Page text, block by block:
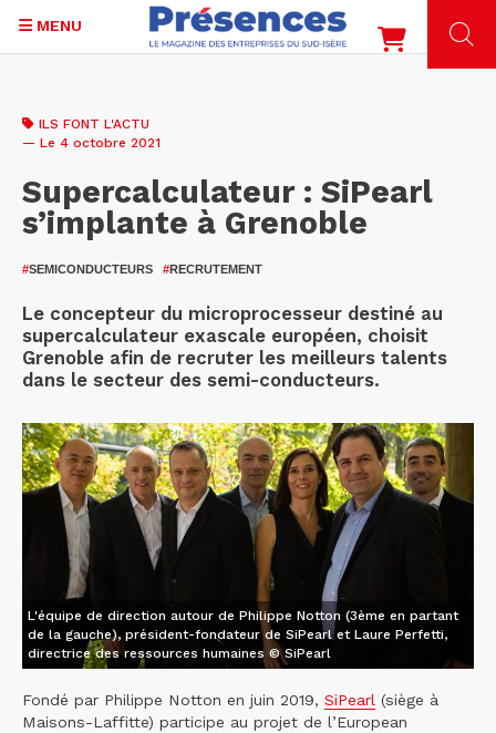
contenu
MENU
ILS FONT L'ACTU
— Le 4 octobre 2021
Supercalculateur : SiPearl
s’implante à Grenoble
#SEMICONDUCTEURS #RECRUTEMENT
Le concepteur du microprocesseur destiné au
supercalculateur exascale européen, choisit
Grenoble afin de recruter les meilleurs talents
dans le secteur des semi-conducteurs.
L'équipe de direction autour de Philippe Notton (3ème en partant
de la gauche), président-fondateur de SiPearl et Laure Perfetti,
directrice des ressources humaines © SiPearl
Fondé par Philippe Notton en juin 2019, SiPearl (siège à
Maisons-Laffitte) participe au projet de l’European